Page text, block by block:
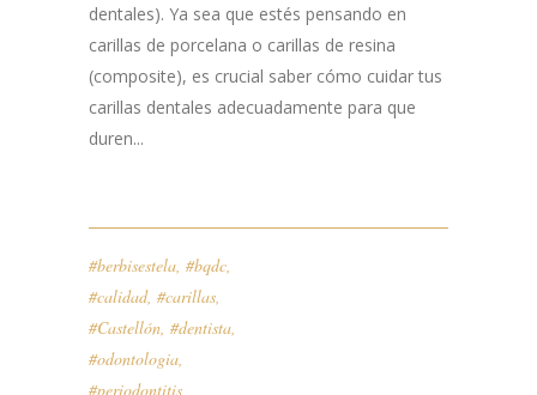
dentales). Ya sea que estés pensando en
carillas de porcelana o carillas de resina
(composite), es crucial saber cómo cuidar tus
carillas dentales adecuadamente para que
duren...
#berbisestela, #bqdc,
#calidad, #carillas,
#Castellón, #dentista,
#odontologia,
#periodontitis,